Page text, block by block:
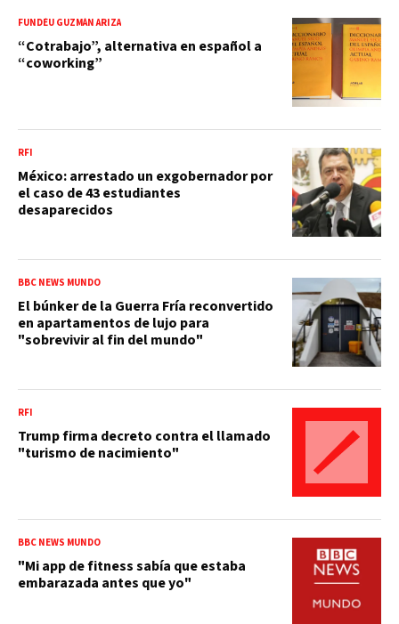
FUNDÉU GUZMÁN ARIZA
“Cotrabajo”, alternativa en español a
“coworking”
RFI
México: arrestado un exgobernador por
el caso de 43 estudiantes
desaparecidos
BBC NEWS MUNDO
El búnker de la Guerra Fría reconvertido
en apartamentos de lujo para
"sobrevivir al fin del mundo"
RFI
Trump firma decreto contra el llamado
"turismo de nacimiento"
BBC NEWS MUNDO
"Mi app de fitness sabía que estaba
embarazada antes que yo"